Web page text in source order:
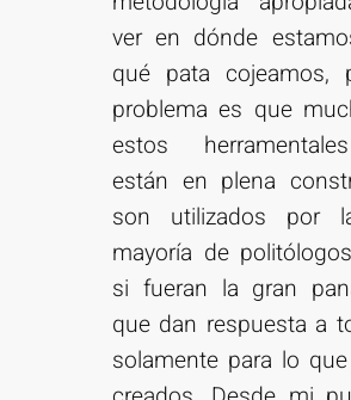
ver en dónde
qué pata cojeamos,
problema es que
estos
están en plena
son utilizados por
mayoría de
si fueran la gran
que dan respuesta a
solamente para lo